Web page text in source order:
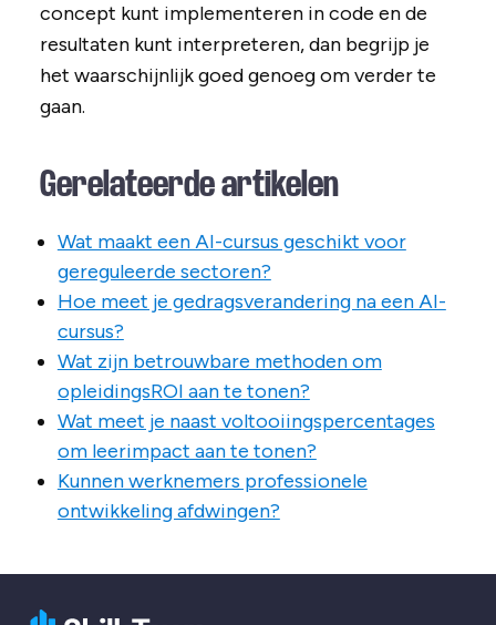
concept kunt implementeren in code en de
resultaten kunt interpreteren, dan begrijp je
het waarschijnlijk goed genoeg om verder te
gaan.
Gerelateerde artikelen
Wat maakt een AI-cursus geschikt voor
gereguleerde sectoren?
Hoe meet je gedragsverandering na een AI-
cursus?
Wat zijn betrouwbare methoden om
opleidingsROI aan te tonen?
Wat meet je naast voltooiingspercentages
om leerimpact aan te tonen?
Kunnen werknemers professionele
ontwikkeling afdwingen?